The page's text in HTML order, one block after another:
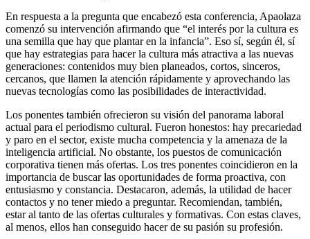
En respuesta a la pregunta que encabezó esta conferencia, Apaolaza
comenzó su intervención afirmando que “el interés por la cultura es
una semilla que hay que plantar en la infancia”. Eso sí, según él, sí
que hay estrategias para hacer la cultura más atractiva a las nuevas
generaciones: contenidos muy bien planeados, cortos, sinceros,
cercanos, que llamen la atención rápidamente y aprovechando las
nuevas tecnologías como las posibilidades de interactividad.
Los ponentes también ofrecieron su visión del panorama laboral
actual para el periodismo cultural. Fueron honestos: hay precariedad
y paro en el sector, existe mucha competencia y la amenaza de la
inteligencia artificial. No obstante, los puestos de comunicación
corporativa tienen más ofertas. Los tres ponentes coincidieron en la
importancia de buscar las oportunidades de forma proactiva, con
entusiasmo y constancia. Destacaron, además, la utilidad de hacer
contactos y no tener miedo a preguntar. Recomiendan, también,
estar al tanto de las ofertas culturales y formativas. Con estas claves,
al menos, ellos han conseguido hacer de su pasión su profesión.